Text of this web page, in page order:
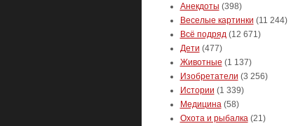
Анекдоты (398)
Веселые картинки (11 244)
Всё подряд(12 671)
Дети (477)
Животные (1 137)
Изобретатели (3 256)
Истории (1 339)
Медицина(58)
Охота и рыбалка(21)